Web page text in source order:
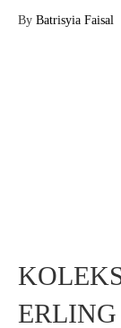
By Batrisyia Faisal